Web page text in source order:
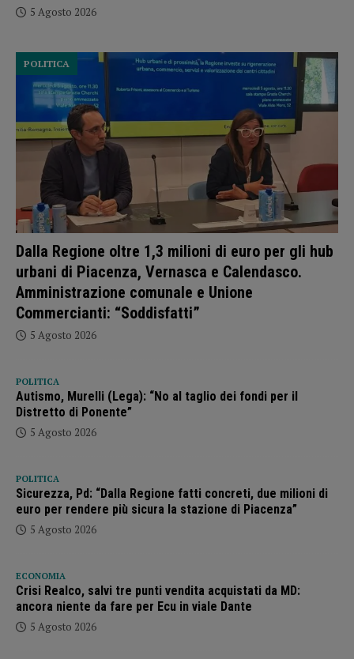
5 Agosto 2026
Dalla Regione oltre 1,3 milioni di euro per gli hub
urbani di Piacenza, Vernasca e Calendasco.
Amministrazione comunale e Unione
Commercianti: “Soddisfatti”
POLITICA
5 Agosto 2026
POLITICA
Autismo, Murelli (Lega): “No al taglio dei fondi per il
Distretto di Ponente”
5 Agosto 2026
POLITICA
Sicurezza, Pd: “Dalla Regione fatti concreti, due milioni di
euro per rendere più sicura la stazione di Piacenza”
5 Agosto 2026
ECONOMIA
Crisi Realco, salvi tre punti vendita acquistati da MD:
ancora niente da fare per Ecu in viale Dante
5 Agosto 2026